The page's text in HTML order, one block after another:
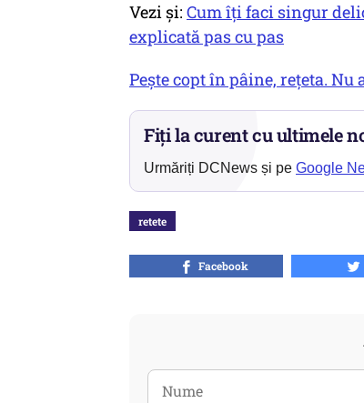
Vezi și: Cum îți faci singur
explicată pas cu pas
Peşte copt în pâine, rețeta.
Fiți la curent cu ultimele
Urmăriți DCNews și pe Google
retete
Facebook